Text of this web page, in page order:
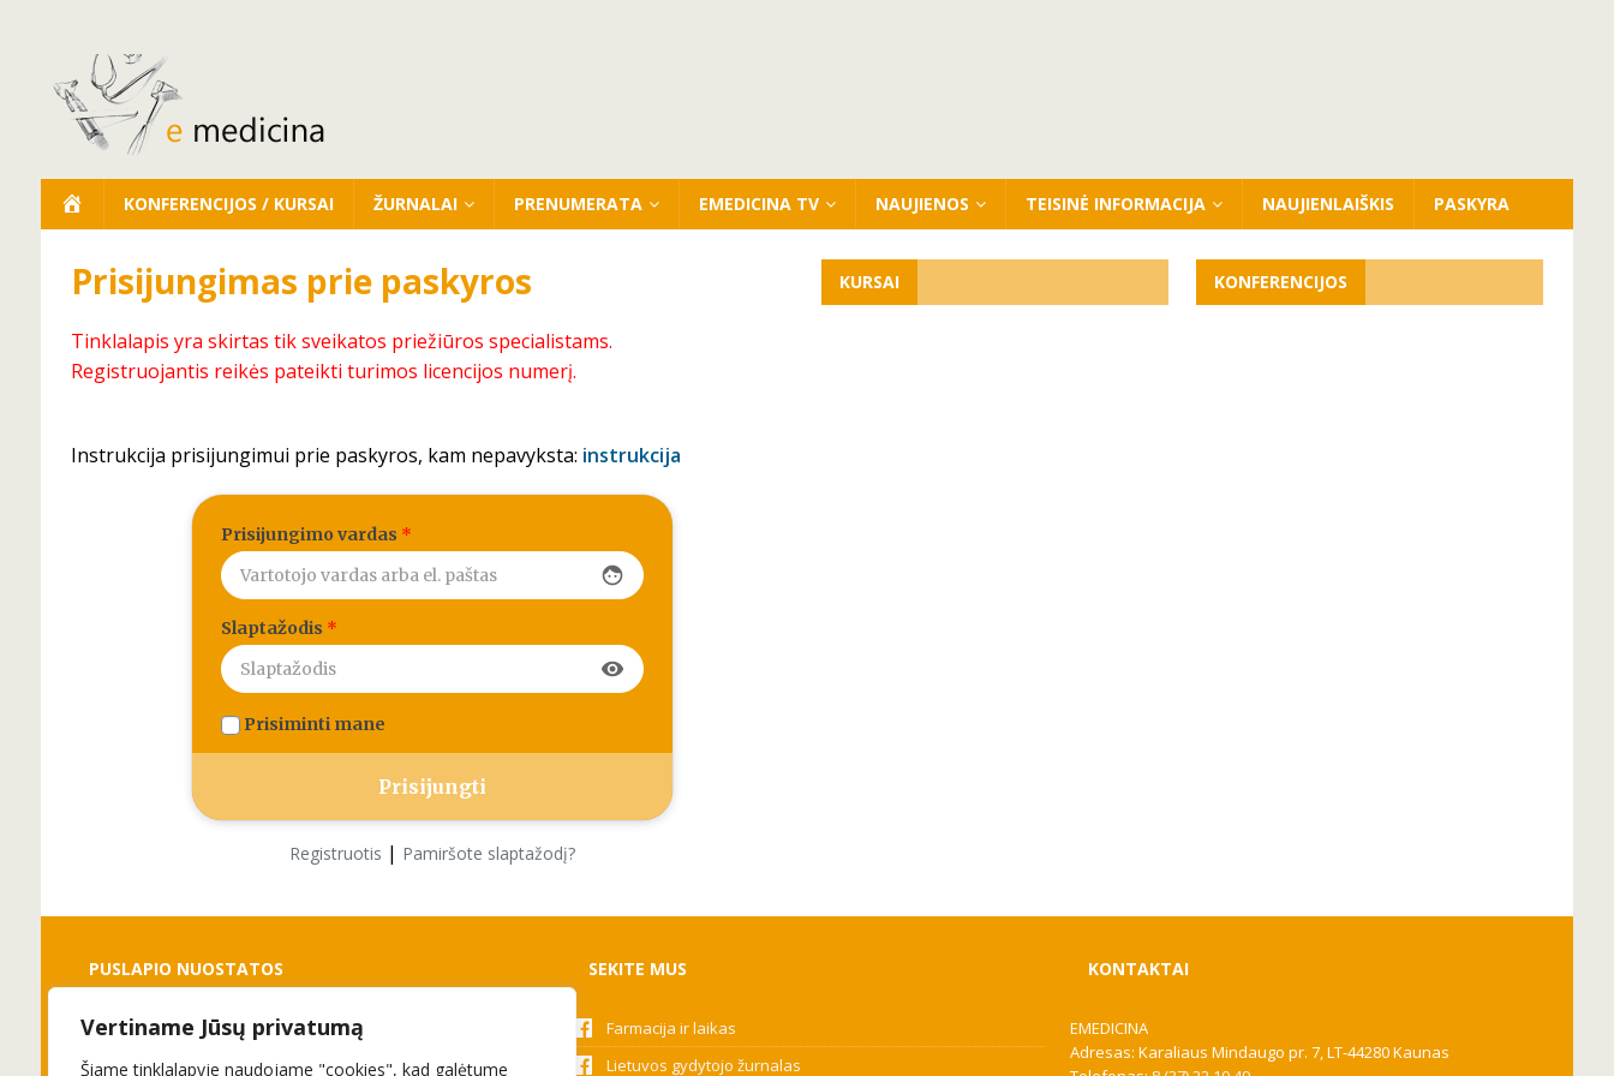
Vertiname Jūsų privatumą
Šiame tinklalapyje naudojame "cookies", kad galėtume
KONFERENCIJOS / KURSAI ŽURNALAI PRENUMERATA EMEDICINA TV NAUJIENOS TEISINĖ INFORMACIJA NAUJIENLAIŠKIS PASKYRA
Prisijungimas prie paskyros
Tinklalapis yra skirtas tik sveikatos priežiūros specialistams.
Registruojantis reikės pateikti turimos licencijos numerį.
Instrukcija prisijungimui prie paskyros, kam nepavyksta: instrukcija
Prisijungimo vardas *
face
Slaptažodis *
visibility
Prisiminti mane
Registruotis | Pamiršote slaptažodį?
KURSAI KONFERENCIJOS
PUSLAPIO NUOSTATOS
Slapukai
Privatumo politika
SEKITE MUS
Farmacija ir laikas
Lietuvos gydytojo žurnalas
KONTAKTAI
EMEDICINA
Adresas: Karaliaus Mindaugo pr. 7, LT-44280 Kaunas